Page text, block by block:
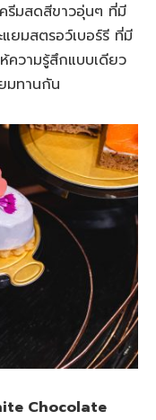
ครีมสดสีขาวอุ่นๆ ที่มี
ยมสตรอว์เบอร์รี ที่มี
ห้ความรู้สึกแบบเดียว
มทานกัน
Chocolate